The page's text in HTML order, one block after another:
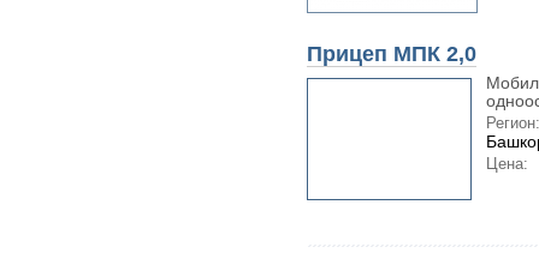
Прицеп МПК 2,0
Регион:
Цена: